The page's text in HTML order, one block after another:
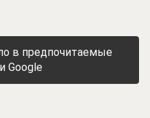
в предпочитаемые
Google